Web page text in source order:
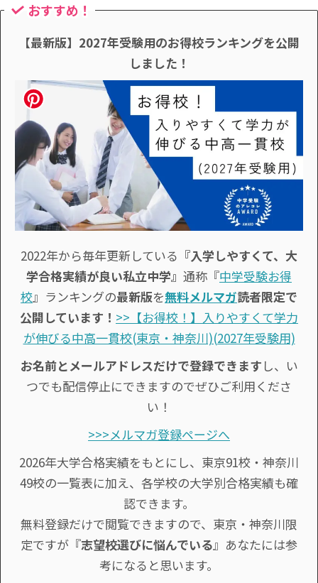
おすすめ！
【最新版】2027年受験用のお得校ランキングを公開
しました！
2022年から毎年更新している 『入学しやすくて、大
学合格実績が良い私立中学』 通称『中学受験お得
校』ランキングの最新版を無料メルマガ読者限定で
公開しています！ >>【お得校！】入りやすくて学力
が伸びる中高一貫校(東京・神奈川)(2027年受験用)
お名前とメールアドレスだけで登録できます し、い
つでも配信停止にできますのでぜひご利用くださ
い！
>>>メルマガ登録ページへ
2026年大学合格実績をもとにし、東京91校・神奈川
49校の一覧表に加え、各学校の大学別合格実績も確
認できます。
無料登録だけで閲覧できますので、東京・神奈川限
定ですが『志望校選びに悩んでいる』あなたには参
考になると思います。